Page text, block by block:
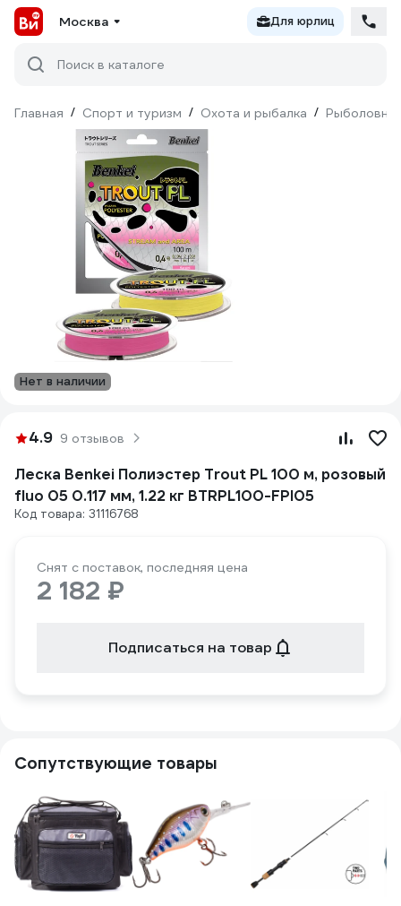
Москва Для юрлиц
Поиск в каталоге
Главная / Спорт и туризм / Охота и рыбалка /
Нет в наличии
4.9 9 отзывов
Леска Benkei Полиэстер Trout PL 100 м, розовый
fluo 05 0.117 мм, 1.22 кг BTRPL100-FPI05
Код товара: 31116768
Снят с поставок, последняя цена
2 182 ₽
Подписаться на товар
Сопутствующие товары